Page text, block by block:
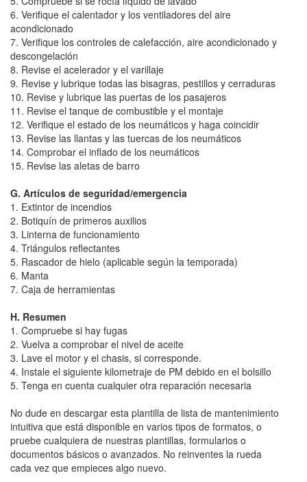
6. Verifique el calentador y los ventiladores del aire
acondicionado
7. Verifique los controles de calefacción, aire acondicionado y
descongelación
8. Revise el acelerador y el varillaje
9. Revise y lubrique todas las bisagras, pestillos y cerraduras
10. Revise y lubrique las puertas de los pasajeros
11. Revise el tanque de combustible y el montaje
12. Verifique el estado de los neumáticos y haga coincidir
13. Revise las llantas y las tuercas de los neumáticos
14. Comprobar el inflado de los neumáticos
15. Revise las aletas de barro
G. Artículos de seguridad/emergencia
1. Extintor de incendios
2. Botiquín de primeros auxilios
3. Linterna de funcionamiento
4. Triángulos reflectantes
5. Rascador de hielo (aplicable según la temporada)
6. Manta
7. Caja de herramientas
H. Resumen
1. Compruebe si hay fugas
2. Vuelva a comprobar el nivel de aceite
3. Lave el motor y el chasis, si corresponde.
4. Instale el siguiente kilometraje de PM debido en el bolsillo
5. Tenga en cuenta cualquier otra reparación necesaria
No dude en descargar esta plantilla de lista de mantenimiento
intuitiva que está disponible en varios tipos de formatos, o
pruebe cualquiera de nuestras plantillas, formularios o
documentos básicos o avanzados. No reinventes la rueda
cada vez que empieces algo nuevo.